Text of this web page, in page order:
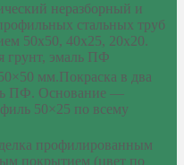
неразборный и
стальных труб
50х50, 40х25, 20х20.
грунт, эмаль ПФ
мм.Покраска в два
ПФ. Основание —
50×25 по всему
профилированным
покрытием (цвет по